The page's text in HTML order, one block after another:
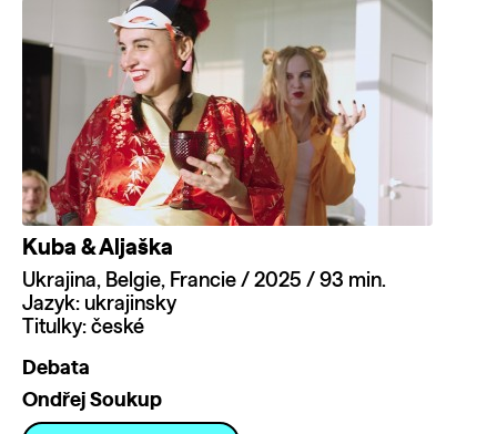
Kuba & Aljaška
Ukrajina, Belgie, Francie / 2025 / 93 min.
Jazyk: ukrajinsky
Titulky: české
Debata
Ondřej Soukup